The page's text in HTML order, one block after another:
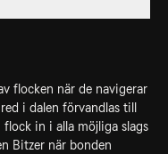
flocken när de navigerar
i dalen förvandlas till
flock in i alla möjliga slags
Bitzer när bonden